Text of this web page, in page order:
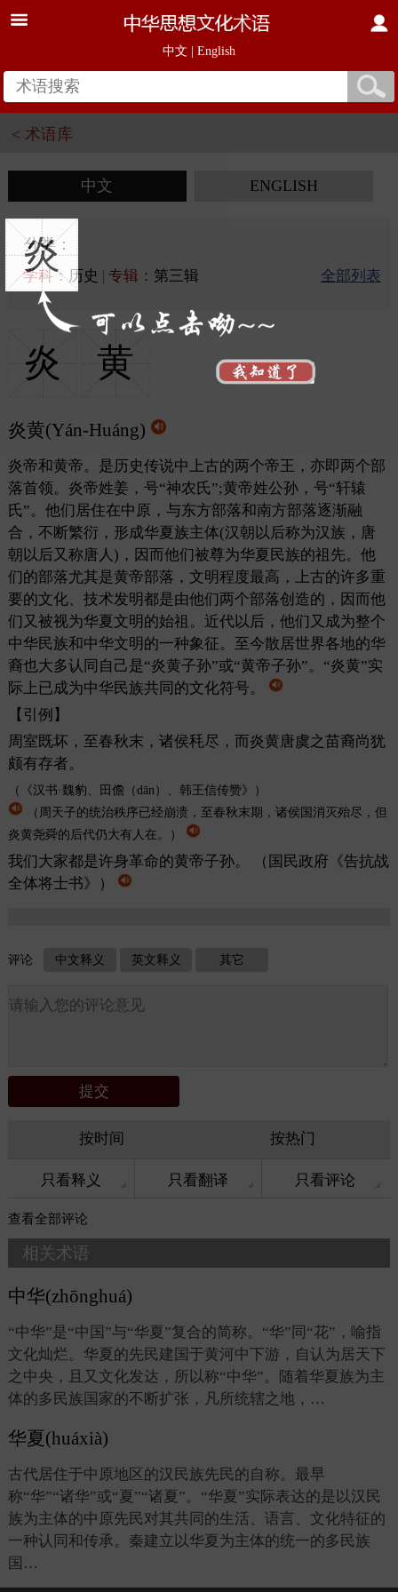
中文 English
炎
< 术语库
中文 ENGLISH
分类：
学科：历史 专辑： 第三辑 全部列表
炎 黄
炎黄(Yán-Huáng)
炎帝和黄帝。是历史传说中上古的两个帝王，亦即两个部
落首领。炎帝姓姜，号“神农氏”;黄帝姓公孙，号“轩辕
氏”。他们居住在中原，与东方部落和南方部落逐渐融
合，不断繁衍，形成华夏族主体(汉朝以后称为汉族，唐
朝以后又称唐人)，因而他们被尊为华夏民族的祖先。他
们的部落尤其是黄帝部落，文明程度最高，上古的许多重
要的文化、技术发明都是由他们两个部落创造的，因而他
们又被视为华夏文明的始祖。近代以后，他们又成为整个
中华民族和中华文明的一种象征。至今散居世界各地的华
裔也大多认同自己是“炎黄子孙”或“黄帝子孙”。“炎黄”实
际上已成为中华民族共同的文化符号。
【引例】
周室既坏，至春秋末，诸侯秏尽，而炎黄唐虞之苗裔尚犹
颇有存者。
（《汉书·魏豹、田儋（dān）、韩王信传赞》）
（周天子的统治秩序已经崩溃，至春秋末期，诸侯国消灭殆尽，但
炎黄尧舜的后代仍大有人在。）
我们大家都是许身革命的黄帝子孙。
（国民政府《告抗战
全体将士书》）
评论 中文释义 英文释义 其它
按时间 按热门
只看释义 只看翻译 只看评论
查看全部评论
相关术语
中华(zhōnghuá)
“中华”是“中国”与“华夏”复合的简称。“华”同“花”，喻指
文化灿烂。华夏的先民建国于黄河中下游，自认为居天下
之中央，且又文化发达，所以称“中华”。随着华夏族为主
体的多民族国家的不断扩张，凡所统辖之地，…
华夏(huáxià)
古代居住于中原地区的汉民族先民的自称。最早
称“华”“诸华”或“夏”“诸夏”。“华夏”实际表达的是以汉民
族为主体的中原先民对其共同的生活、语言、文化特征的
一种认同和传承。秦建立以华夏为主体的统一的多民族
国…